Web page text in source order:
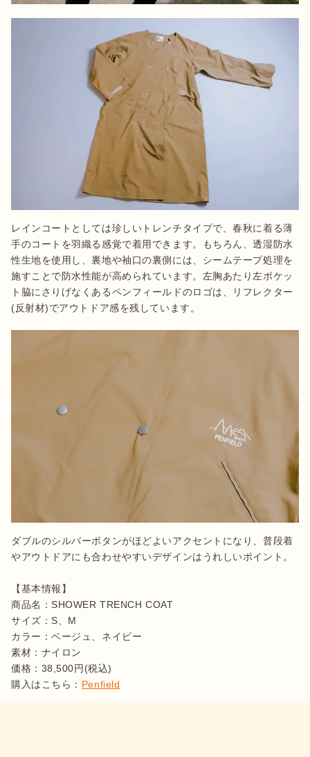
レインコートとしては珍しいトレンチタイプで、春秋に着る薄
手のコートを羽織る感覚で着用できます。もちろん、透湿防水
性生地を使用し、裏地や袖口の裏側には、シームテープ処理を
施すことで防水性能が高められています。左胸あたり左ポケッ
ト脇にさりげなくあるペンフィールドのロゴは、リフレクター
(反射材)でアウトドア感を残しています。
ダブルのシルバーボタンがほどよいアクセントになり、普段着
やアウトドアにも合わせやすいデザインはうれしいポイント。
【基本情報】
商品名：SHOWER TRENCH COAT
サイズ：S、M
カラー：ベージュ、ネイビー
素材：ナイロン
価格：38,500円(税込)
購入はこちら： Penfield